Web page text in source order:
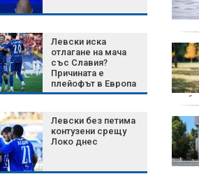
Левски иска
отлагане на мача
със Славия?
Причината е
плейофът в Европа
и правилото на БФС
Левски без петима
контузени срещу
Локо днес
След всяка
катастрофа -
обещания и проверки:
Колко още жертви са
Арктика счупи
температурен рекорд
с почти 34°C зад